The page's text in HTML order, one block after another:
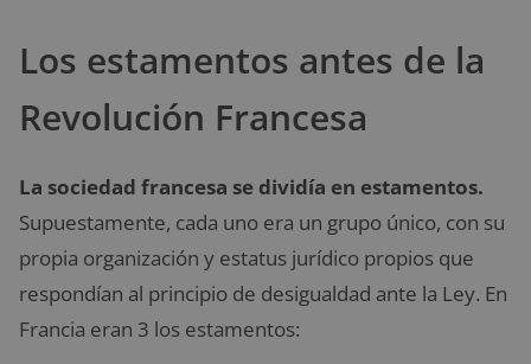
Los estamentos antes de la
Revolución Francesa
La sociedad francesa se dividía en estamentos.
Supuestamente, cada uno era un grupo único, con su
propia organización y estatus jurídico propios que
respondían al principio de desigualdad ante la Ley. En
Francia eran 3 los estamentos: